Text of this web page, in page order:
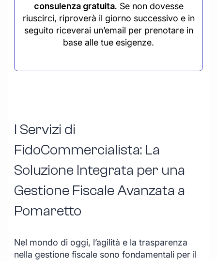
consulenza gratuita. Se non dovesse
riuscirci, riproverà il giorno successivo e in
seguito riceverai un’email per prenotare in
base alle tue esigenze.
I Servizi di
FidoCommercialista: La
Soluzione Integrata per una
Gestione Fiscale Avanzata a
Pomaretto
Nel mondo di oggi, l’agilità e la trasparenza
nella gestione fiscale sono fondamentali per il